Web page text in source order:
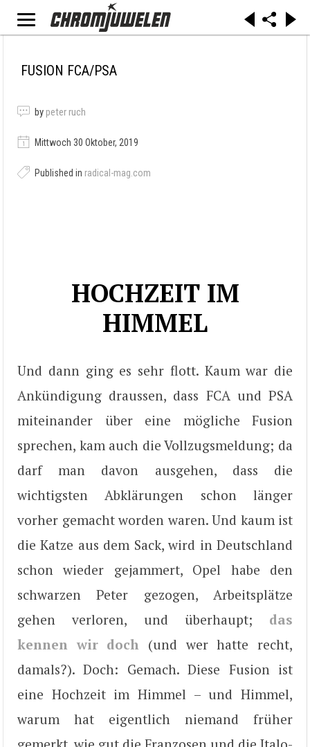
FUSION FCA/PSA
by peter ruch
Mittwoch 30 Oktober, 2019
Published in radical-mag.com
HOCHZEIT IM
HIMMEL
Und dann ging es sehr flott. Kaum war die
Ankündigung draussen, dass FCA und PSA
miteinander über eine mögliche Fusion
sprechen, kam auch die Vollzugsmeldung; da
darf man davon ausgehen, dass die
wichtigsten Abklärungen schon länger
vorher gemacht worden waren. Und kaum ist
die Katze aus dem Sack, wird in Deutschland
schon wieder gejammert, Opel habe den
schwarzen Peter gezogen, Arbeitsplätze
gehen verloren, und überhaupt; das
kennen wir doch (und wer hatte recht,
damals?). Doch: Gemach. Diese Fusion ist
eine Hochzeit im Himmel – und Himmel,
warum hat eigentlich niemand früher